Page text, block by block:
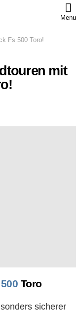
Menu
Fs 500 Toro!
mit
Toro
sicherer